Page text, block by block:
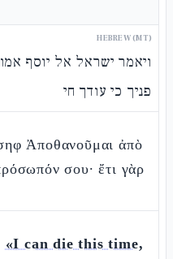
HEBREW (MT)
ויאמר ישראל אל יוסף
פניך כי עודך חי
Ἀποθανοῦμαι ἀπὸ
σου· ἔτι γὰρ
«I can die this time,